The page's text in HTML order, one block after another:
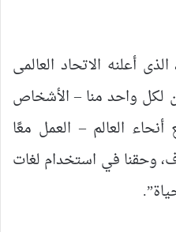
أعلنه الاتحاد العالمى
واحد منا – الأشخاص
العالم – العمل معًا
وحقنا في استخدام لغات